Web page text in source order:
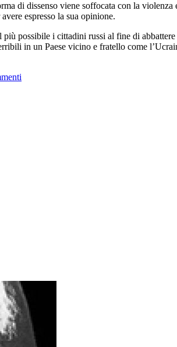
di dissenso viene soffocata con la
espresso la sua opinione.
possibile i cittadini russi al fine di
in un Paese vicino e fratello come